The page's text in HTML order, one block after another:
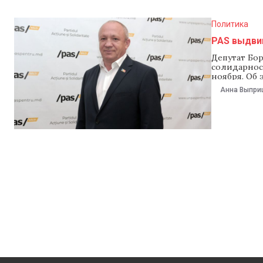
Политика
PAS
Депутат
ноября. Об
«PAS
Анна